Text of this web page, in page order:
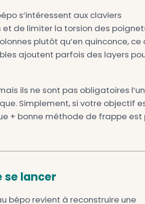
souvent : le bépo peut
où les raccourcis, les
qui écrit beaucoup, le pari
peut dépasser le
mais pas garanti. Le
sur